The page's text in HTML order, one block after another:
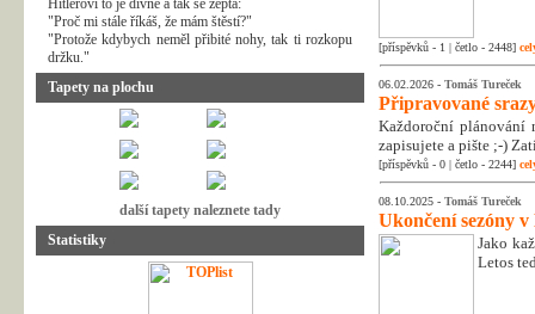
Hitlerovi to je divné a tak se zeptá:
"Proč mi stále říkáš, že mám štěstí?"
"Protože kdybych neměl přibité nohy, tak ti rozkopu
držku."
Tapety na plochu
další tapety naleznete tady
Statistiky
[příspěvků - 1 | četlo - 2448]
06.02.2026 - Tomáš Tureček
Připravované
Každoroční plánování
zapisujete a pište ;-)
[příspěvků - 0 | četlo - 2244]
08.10.2025 - Tomáš Tureček
Ukončení sezóny v
Jako
Letos